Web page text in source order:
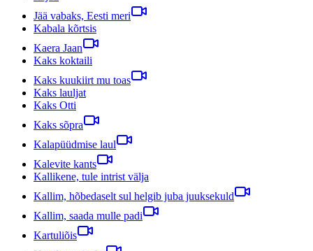
Jää vabaks, Eesti meri
Kabala kõrtsis
Kaera Jaan
Kaks koktaili
Kaks kuukiirt mu toas
Kaks lauljat
Kaks Otti
Kaks sõpra
Kalapüüdmise laul
Kalevite kants
Kallikene, tule intrist välja
Kallim, hõbedaselt sul helgib juba juuksekuld
Kallim, saada mulle padi
Kartuliõis